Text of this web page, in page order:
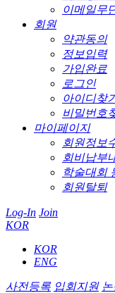
이메일무
회원
약관동의
정보입력
가입완료
로그인
아이디찾
비밀번호
마이페이지
회원정보
회비납부
학술대회
회원탈퇴
Log-In Join
KOR
KOR
ENG
사전등록 입회지원